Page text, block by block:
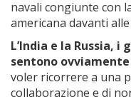
navali congiunte con
americana davanti
L’India e la Russia,
sentono
voler ricorrere a una
collaborazione e di